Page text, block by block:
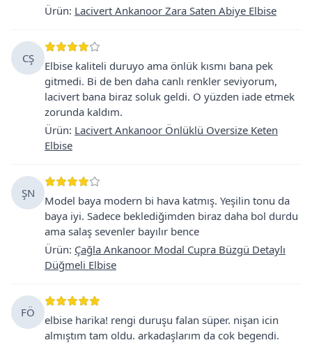
Ürün: Lacivert Ankanoor Zara Saten Abiye Elbise
CŞ
Elbise kaliteli duruyo ama önlük kısmı bana pek
gitmedi. Bi de ben daha canlı renkler seviyorum,
lacivert bana biraz soluk geldi. O yüzden iade etmek
zorunda kaldım.
Ürün: Lacivert Ankanoor Önlüklü Oversize Keten
Elbise
ŞN
Model baya modern bi hava katmış. Yeşilin tonu da
baya iyi. Sadece beklediğimden biraz daha bol durdu
ama salaş sevenler bayılır bence
Ürün: Çağla Ankanoor Modal Cupra Büzgü Detaylı
Düğmeli Elbise
FÖ
elbise harika! rengi duruşu falan süper. nişan icin
almıştım tam oldu. arkadaşlarım da cok begendi.